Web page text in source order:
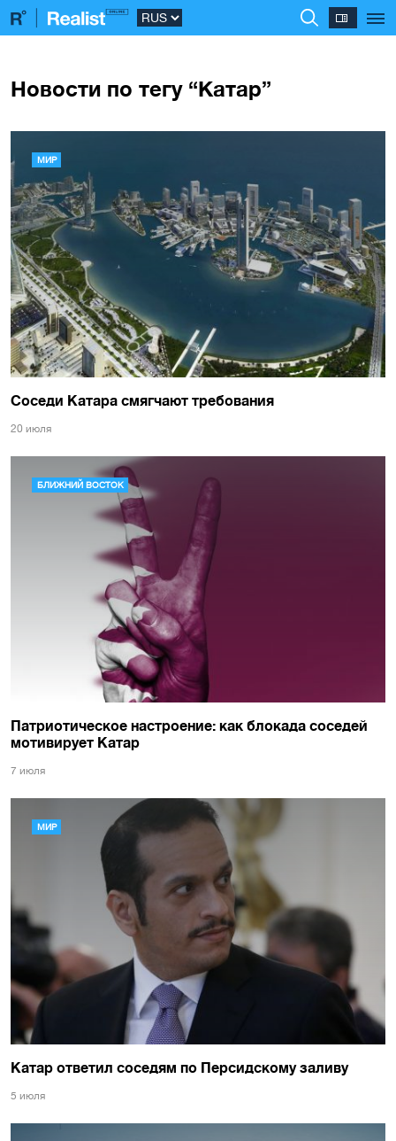
Новости по тегу “Катар”
МИР
Соседи Катара смягчают требования
20 июля
БЛИЖНИЙ ВОСТОК
Патриотическое настроение: как блокада соседей
мотивирует Катар
7 июля
МИР
Катар ответил соседям по Персидскому заливу
5 июля